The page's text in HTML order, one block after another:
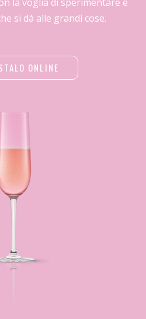
si dà alle grandi cose.
ONLINE